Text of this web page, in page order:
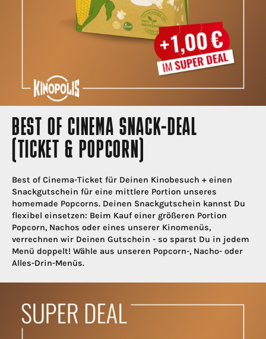
BEST OF CINEMA SNACK-DEAL
(TICKET & POPCORN)
Best of Cinema-Ticket für Deinen Kinobesuch + einen
Snackgutschein für eine mittlere Portion unseres
homemade Popcorns. Deinen Snackgutschein kannst Du
flexibel einsetzen: Beim Kauf einer größeren Portion
Popcorn, Nachos oder eines unserer Kinomenüs,
verrechnen wir Deinen Gutschein - so sparst Du in jedem
Menü doppelt! Wähle aus unseren Popcorn-, Nacho- oder
Alles-Drin-Menüs.